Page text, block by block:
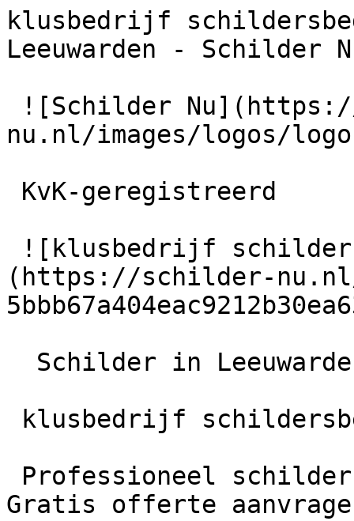
klusbedrijf
Leeuwarden - Schilder
nu.nl/images/logos/
(https://schilder-nu.nl/
Gratis offerte